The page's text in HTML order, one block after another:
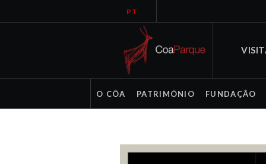
PT
O CÔA PATRIMÓNIO FUNDAÇÃO